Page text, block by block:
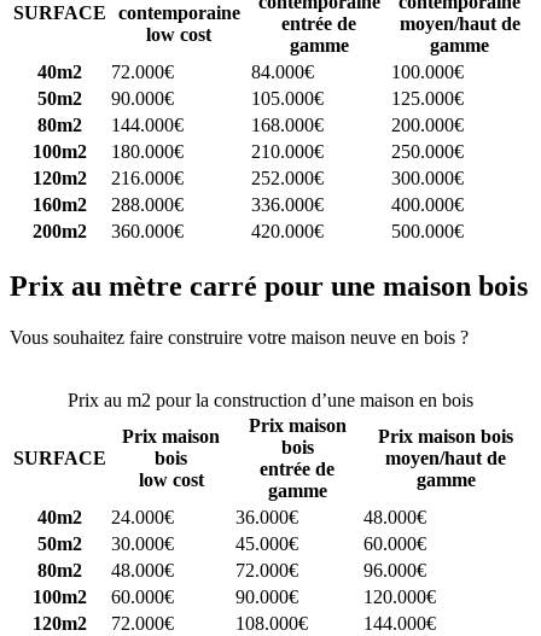
SURFACE
contemporaine
low cost
entrée de
gamme
moyen/haut de
gamme
40m2
72.000€ 84.000€
100.000€
50m2
90.000€ 105.000€
125.000€
80m2
144.000€ 168.000€
200.000€
100m2
180.000€ 210.000€
250.000€
120m2
216.000€ 252.000€
300.000€
160m2
288.000€ 336.000€
400.000€
200m2
360.000€ 420.000€ 500.000€
Prix au mètre carré pour une maison bois
Vous souhaitez faire construire votre maison neuve en bois ?
Prix au m2 pour la construction d’une maison en bois
SURFACE
Prix maison
bois
low cost
Prix maison
bois
entrée de
gamme
Prix maison bois
moyen/haut de
gamme
40m2
24.000€ 36.000€
48.000€
50m2
30.000€ 45.000€
60.000€
80m2
48.000€ 72.000€
96.000€
100m2
60.000€ 90.000€
120.000€
120m2
72.000€ 108.000€
144.000€